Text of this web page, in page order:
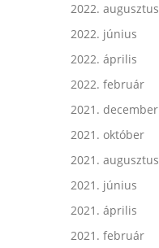
2022. augusztus
2022. június
2022. április
2022. február
2021. december
2021. október
2021. augusztus
2021. június
2021. április
2021. február